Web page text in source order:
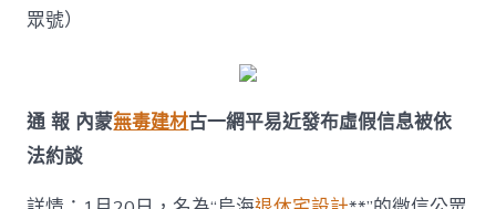
眾號）
通 報 內蒙無毒建材古一網平易近發布虛假信息被依
法約談